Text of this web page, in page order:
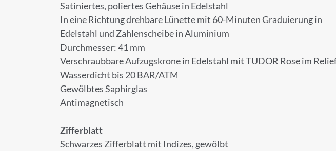
Satiniertes, poliertes Gehäuse in Edelstahl
In eine Richtung drehbare Lünette mit 60-Minuten Graduierung in
Edelstahl und Zahlenscheibe in Aluminium
Durchmesser: 41 mm
Verschraubbare Aufzugskrone in Edelstahl mit TUDOR Rose im
Wasserdicht bis 20 BAR/ATM
Gewölbtes Saphirglas
Antimagnetisch
Zifferblatt
Schwarzes Zifferblatt mit Indizes, gewölbtANMELDUNG ZUM